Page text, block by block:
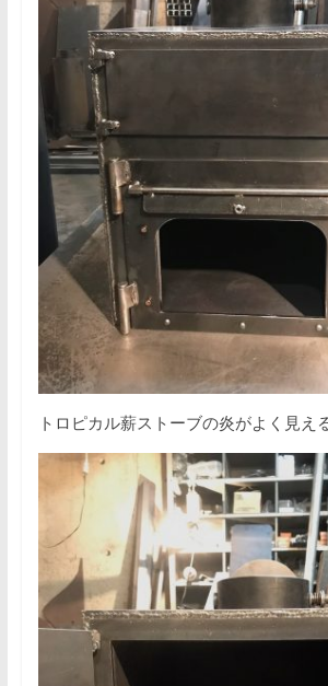
トロピカル薪ストーブの炎がよく見え